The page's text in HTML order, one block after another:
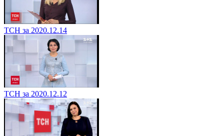
ТСН за 2020.12.14
ТСН за 2020.12.12